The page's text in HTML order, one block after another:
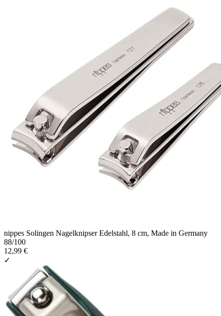
nippes Solingen Nagelknipser Edelstahl, 8 cm, Made in Germany
88/100
12,99 €
✓